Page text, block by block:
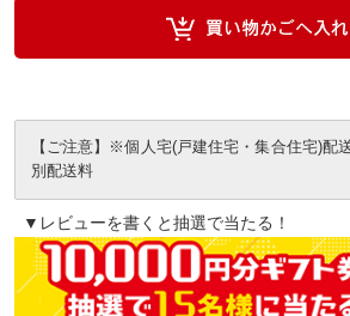
【ご注意】※個人宅(戸建住宅・集合住宅)
別配送料
▼レビューを書くと抽選で当たる！